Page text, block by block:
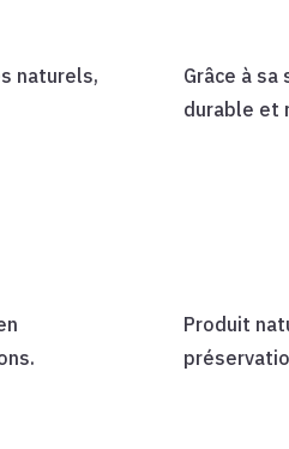
naturels,
Grâce à
durable et
Produit